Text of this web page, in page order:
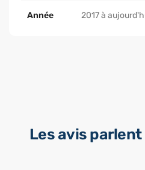
Année 2017 à
Les avis parlent